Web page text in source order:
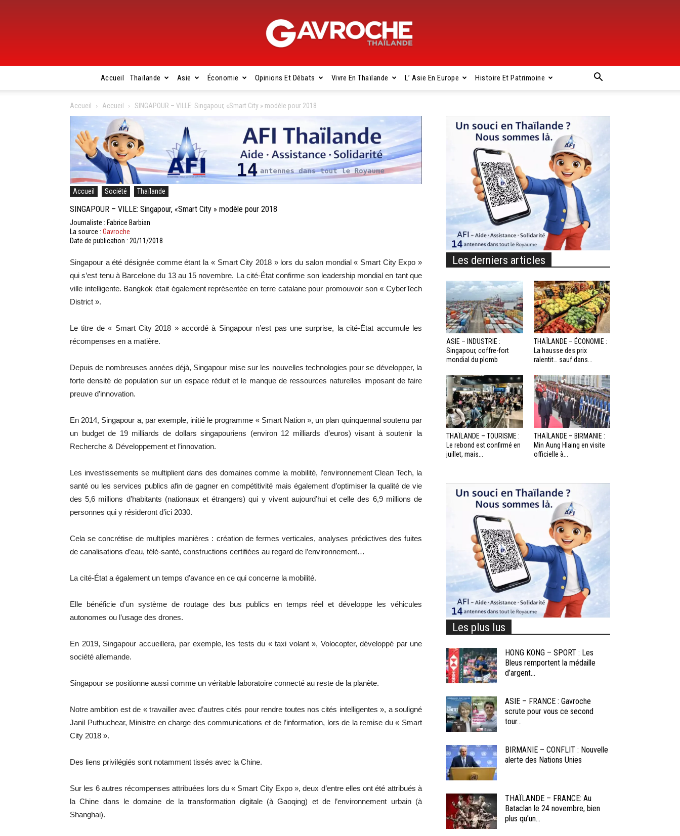
Gavroche
Thaïlande
Accueil Thaïlande Asie Économie Opinions Et Débats Vivre En Thaïlande L’ Asie En Europe Histoire Et Patrimoine
Accueil Accueil SINGAPOUR – VILLE: Singapour, «Smart City » modèle pour 2018
Accueil Société Thaïlande
SINGAPOUR – VILLE: Singapour, «Smart City » modèle pour 2018
Journaliste : Fabrice Barbian
La source : Gavroche
Date de publication : 20/11/2018
Singapour a été désignée comme étant la « Smart City 2018 » lors du salon mondial « Smart City Expo »
qui s’est tenu à Barcelone du 13 au 15 novembre. La cité-État confirme son leadership mondial en tant que
ville intelligente. Bangkok était également représentée en terre catalane pour promouvoir son « CyberTech
District ».
Le titre de « Smart City 2018 » accordé à Singapour n’est pas une surprise, la cité-État accumule les
récompenses en a matière.
Depuis de nombreuses années déjà, Singapour mise sur les nouvelles technologies pour se développer, la
forte densité de population sur un espace réduit et le manque de ressources naturelles imposant de faire
preuve d’innovation.
En 2014, Singapour a, par exemple, initié le programme « Smart Nation », un plan quinquennal soutenu par
un budget de 19 milliards de dollars singapouriens (environ 12 milliards d’euros) visant à soutenir la
Recherche & Développement et l’innovation.
Les investissements se multiplient dans des domaines comme la mobilité, l’environnement Clean Tech, la
santé ou les services publics afin de gagner en compétitivité mais également d’optimiser la qualité de vie
des 5,6 millions d’habitants (nationaux et étrangers) qui y vivent aujourd’hui et celle des 6,9 millions de
personnes qui y résideront d’ici 2030.
Cela se concrétise de multiples manières : création de fermes verticales, analyses prédictives des fuites
de canalisations d’eau, télé-santé, constructions certifiées au regard de l’environnement…
La cité-État a également un temps d’avance en ce qui concerne la mobilité.
Elle bénéficie d’un système de routage des bus publics en temps réel et développe les véhicules
autonomes ou l’usage des drones.
En 2019, Singapour accueillera, par exemple, les tests du « taxi volant », Volocopter, développé par une
société allemande.
Singapour se positionne aussi comme un véritable laboratoire connecté au reste de la planète.
Notre ambition est de « travailler avec d’autres cités pour rendre toutes nos cités intelligentes », a souligné
Janil Puthuchear, Ministre en charge des communications et de l’information, lors de la remise du « Smart
City 2018 ».
Des liens privilégiés sont notamment tissés avec la Chine.
Sur les 6 autres récompenses attribuées lors du « Smart City Expo », deux d’entre elles ont été attribués à
la Chine dans le domaine de la transformation digitale (à Gaoqing) et de l’environnement urbain (à
Shanghai).
Les derniers articles
ASIE – INDUSTRIE :
Singapour, coffre-fort
mondial du plomb
THAÏLANDE – ÉCONOMIE :
La hausse des prix
ralentit… sauf dans...
THAÏLANDE – TOURISME :
Le rebond est confirmé en
juillet, mais...
THAÏLANDE – BIRMANIE :
Min Aung Hlaing en visite
officielle à...
Les plus lus
HONG KONG – SPORT : Les
Bleus remportent la médaille
d’argent...
ASIE – FRANCE : Gavroche
scrute pour vous ce second
tour...
BIRMANIE – CONFLIT : Nouvelle
alerte des Nations Unies
THAÏLANDE – FRANCE: Au
Bataclan le 24 novembre, bien
plus qu’un...